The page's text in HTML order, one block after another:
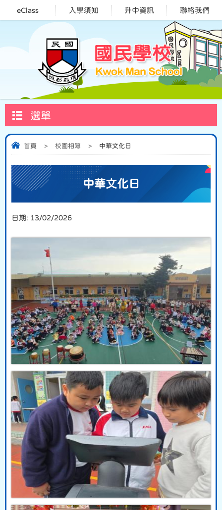
eClass 入學須知 升中資訊 聯絡我們
選單
首頁 > 校園相簿 > 中華文化日
中華文化日
日期: 13/02/2026